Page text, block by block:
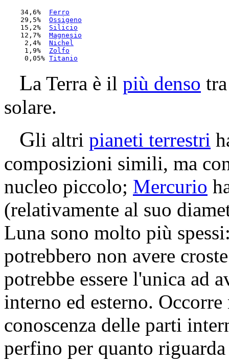
    34,6%
Ferro
    29,5%
Ossigeno
    15,2%
Silicio
    12,7%
Magnesio
     2,4%
Nichel
     1,9%
Zolfo
     0,05%
Titanio
La Terra è il più denso
solare.
Gli altri pianeti terrestri
composizioni simili, ma
nucleo piccolo; Mercurio
(relativamente al suo
Luna sono molto più
potrebbero non avere
potrebbe essere l'unica ad
interno ed esterno.
conoscenza delle parti
perfino per quanto riguarda